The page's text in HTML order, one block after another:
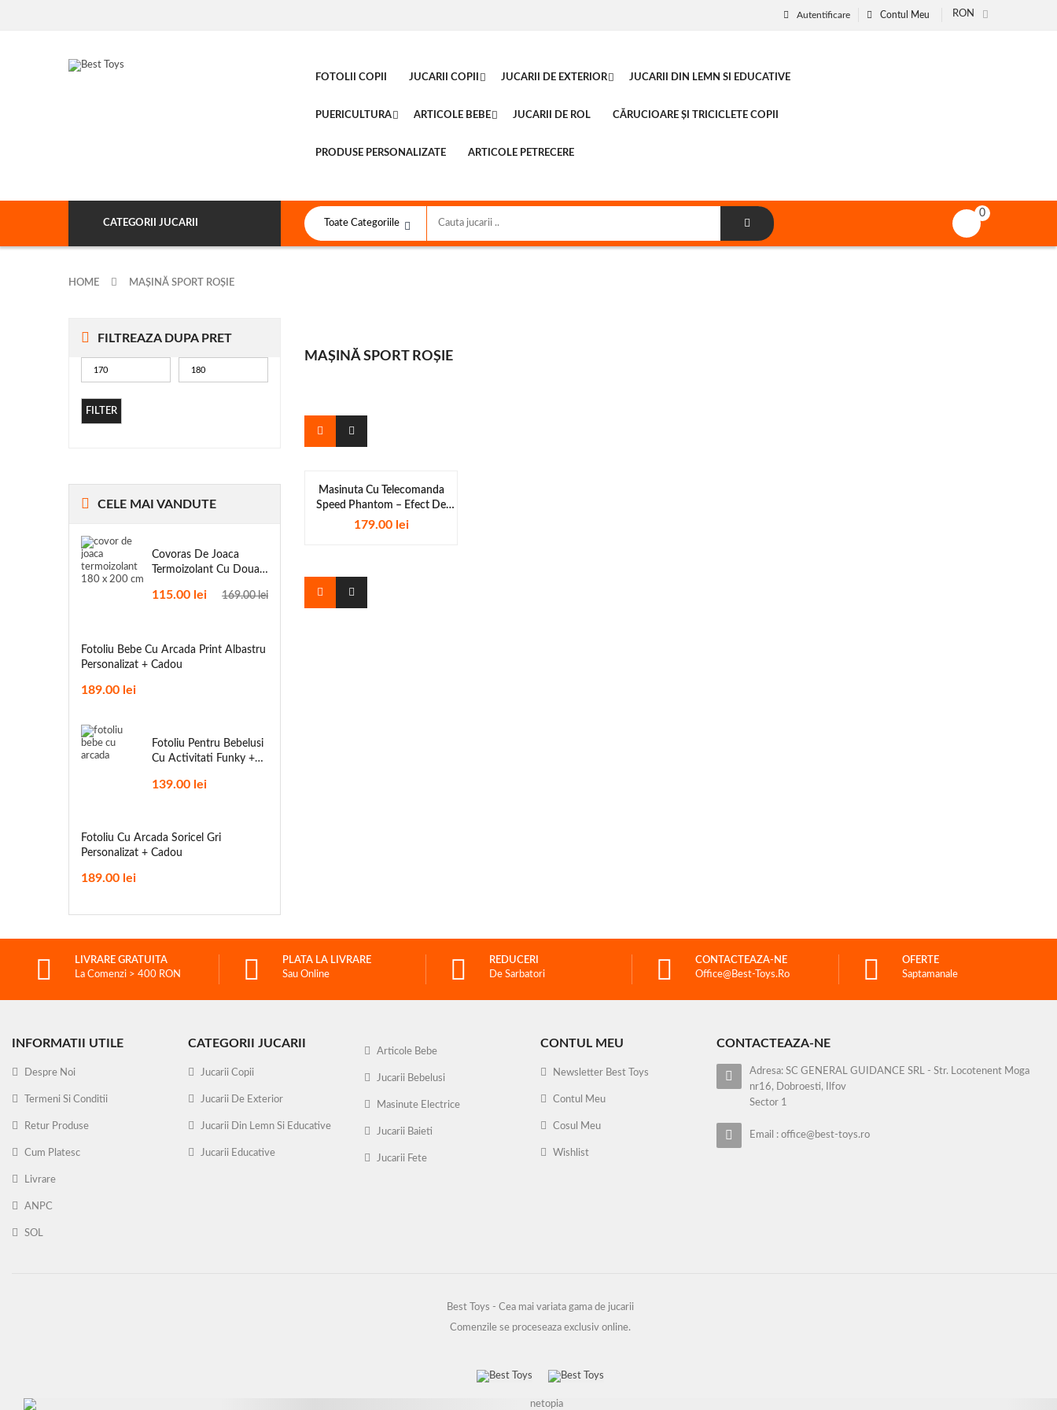
RON
Contul Meu
Autentificare
FOTOLII COPII JUCARII COPII JUCARII DE EXTERIOR JUCARII DIN LEMN SI EDUCATIVE
PUERICULTURA ARTICOLE BEBE JUCARII DE ROL CĂRUCIOARE ȘI TRICICLETE COPII
PRODUSE PERSONALIZATE ARTICOLE PETRECERE
CATEGORII JUCARII
0
HOME MAȘINĂ SPORT ROȘIE
FILTREAZA DUPA PRET
FILTER
CELE MAI VANDUTE
Covoras De Joaca
Termoizolant Cu Doua
169.00lei
115.00 lei
Fotoliu Bebe Cu Arcada Print Albastru
Personalizat + Cadou
189.00 lei
Fotoliu Pentru Bebelusi
Cu Activitati Funky +
139.00 lei
Fotoliu Cu Arcada Soricel Gri
Personalizat + Cadou
189.00 lei
MAȘINĂ SPORT ROȘIE
Masinuta Cu Telecomanda
Speed Phantom – Efect De
Fum...
179.00 lei
LIVRARE GRATUITA
La Comenzi > 400 RON
PLATA LA LIVRARE
Sau Online
REDUCERI
De Sarbatori
CONTACTEAZA-NE
Office@best-Toys.ro
OFERTE
Saptamanale
INFORMATII UTILE
Despre Noi
Termeni Si Conditii
Retur Produse
Cum Platesc
Livrare
ANPC
SOL
CATEGORII JUCARII
Jucarii Copii
Jucarii De Exterior
Jucarii Din Lemn Si Educative
Jucarii Educative
Articole Bebe
Jucarii Bebelusi
Masinute Electrice
Jucarii Baieti
Jucarii Fete
CONTUL MEU
Newsletter Best Toys
Contul Meu
Cosul Meu
Wishlist
CONTACTEAZA-NE
Adresa: SC GENERAL GUIDANCE SRL - Str. Locotenent Moga
nr16, Dobroesti, Ilfov
Sector 1
Email : office@best-toys.ro
Best Toys - Cea mai variata gama de jucarii
Comenzile se proceseaza exclusiv online.